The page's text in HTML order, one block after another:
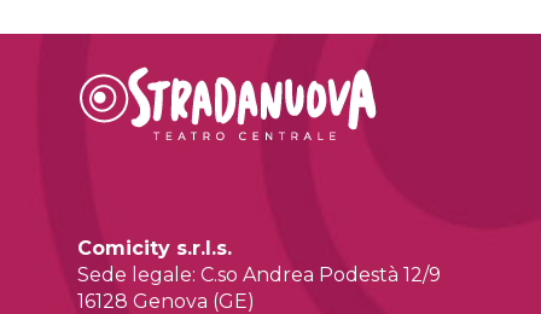
Comicity s.r.l.s.
Sede legale: C.so Andrea Podestà 12/9
16128 Genova (GE)